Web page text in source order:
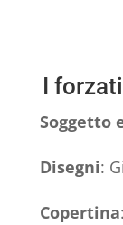
I
Soggetto
Disegni:
Copertina